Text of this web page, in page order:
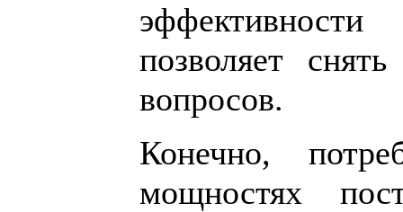
позволяет
вопросов.
Конечно,
мощностях